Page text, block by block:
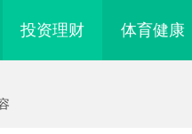
投资理财 体育健康